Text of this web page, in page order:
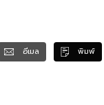
อีเมล พิมพ์